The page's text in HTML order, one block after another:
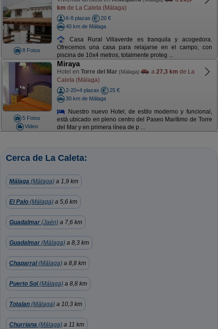
8 Fotos
km de La Caleta (Málaga)
6-8 plazas
20 €
40 km de Málaga
Casa Rural Villaverde es tranquila y acogedora.
Ofrecemos una casa para relajarse en el campo, con
piscina de 10x4 metros, totalmente proteg ...
5 Fotos
Video
Miraya
Hotel en Torre del Mar (Málaga) a 27,3 km de La
Caleta (Málaga)
2-20+4 plazas
25 €
30 km de Málaga
Nuestro nuevo Hotel, de estilo moderno y funcional,
está ubicado en pleno centro del Paseo Marítimo de Torre
del Mar y en primera línea de p ...
Cerca de La Caleta:
Málaga (Málaga) a 1,9 km
El Palo (Málaga) a 5,6 km
Guadalmar (Jaén) a 7,6 km
Guadalmar (Málaga) a 8,3 km
Chaparral(Málaga) a 8,8 km
Puerto Sol(Málaga) a 8,8 km
Totalan (Málaga) a 10,3 km
Churriana (Málaga) a 11 km